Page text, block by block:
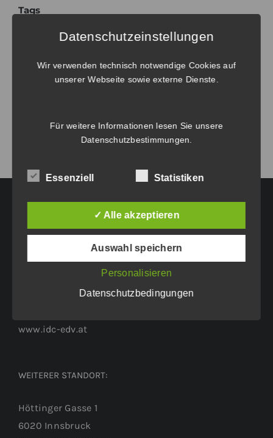
Tags
No tags to display. Try to select another
taxonomy.
Tel.: +43 5412 63200
www.idc-edv.at
WEITERER STANDORT:
Höttinger Gasse 1
6020 Innsbruck
Datenschutzeinstellungen
Wir verwenden technisch notwendige Cookies auf
unserer Webseite sowie externe Dienste.
Für weitere Informationen lesen Sie unsere
Datenschutzbestimmungen
Essenziell Statistiken
✓ Alle akzeptieren
Auswahl speichern
Personalisieren
Datenschutzbedingungen